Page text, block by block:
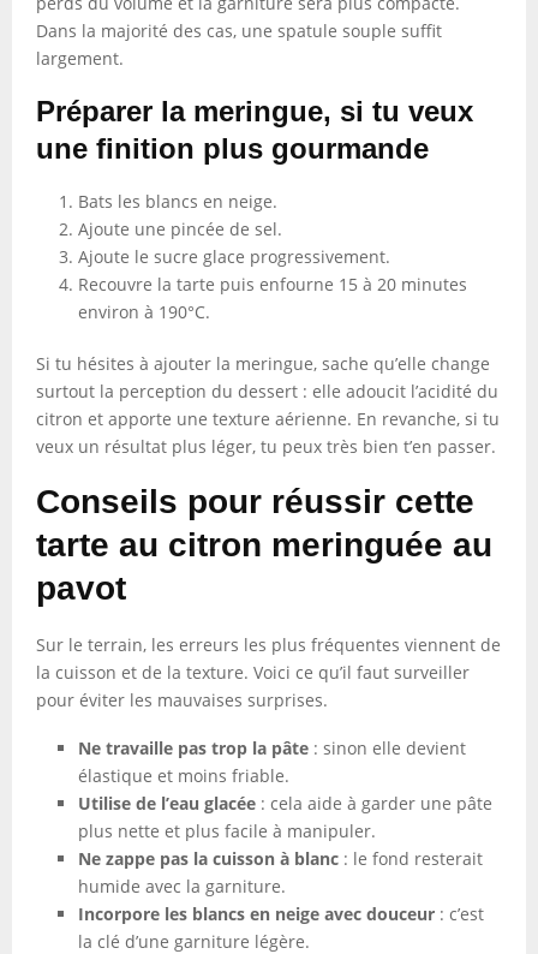
Dans la majorité des cas, une spatule souple suffit
largement.
Préparer la meringue, si tu veux
une finition plus gourmande
Bats les blancs en neige.
Ajoute une pincée de sel.
Ajoute le sucre glace progressivement.
Recouvre la tarte puis enfourne 15 à 20 minutes
environ à 190°C.
Si tu hésites à ajouter la meringue, sache qu’elle change
surtout la perception du dessert : elle adoucit l’acidité du
citron et apporte une texture aérienne. En revanche, si tu
veux un résultat plus léger, tu peux très bien t’en passer.
Conseils pour réussir cette
tarte au citron meringuée au
pavot
Sur le terrain, les erreurs les plus fréquentes viennent de
la cuisson et de la texture. Voici ce qu’il faut surveiller
pour éviter les mauvaises surprises.
Ne travaille pas trop la pâte : sinon elle devient
élastique et moins friable.
Utilise de l’eau glacée : cela aide à garder une pâte
plus nette et plus facile à manipuler.
Ne zappe pas la cuisson à blanc : le fond resterait
humide avec la garniture.
Incorpore les blancs en neige avec douceur : c’est
la clé d’une garniture légère.